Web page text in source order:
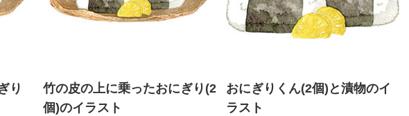
り
竹の皮の上に乗ったおにぎり(2
個)のイラスト
おにぎりくん(2個)と漬物のイ
ラスト